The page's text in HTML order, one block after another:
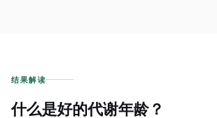
结果解读
什么是好的代谢年龄？